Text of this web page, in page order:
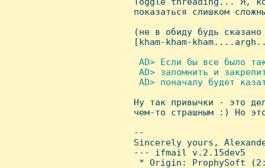
показаться слишком
(не в обиду будь
[kham-kham-
AD> Если бы все было
AD> запомнить и
AD> поначалу будет
Hу так привычки - это
чем-то страшным :) Hо
--
Sincerely yours,
--- ifmail v.2.15dev5
* Origin: ProphySoft